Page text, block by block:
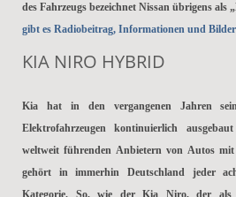
des Fahrzeugs bezeichnet Nissan übrigens als
gibt es Radiobeitrag, Informationen und Bilder
KIA NIRO HYBRID
Kia hat in den vergangenen Jahren
Elektrofahrzeugen kontinuierlich
weltweit führenden Anbietern von Autos
gehört in immerhin Deutschland jeder
Kategorie. So, wie der Kia Niro, der